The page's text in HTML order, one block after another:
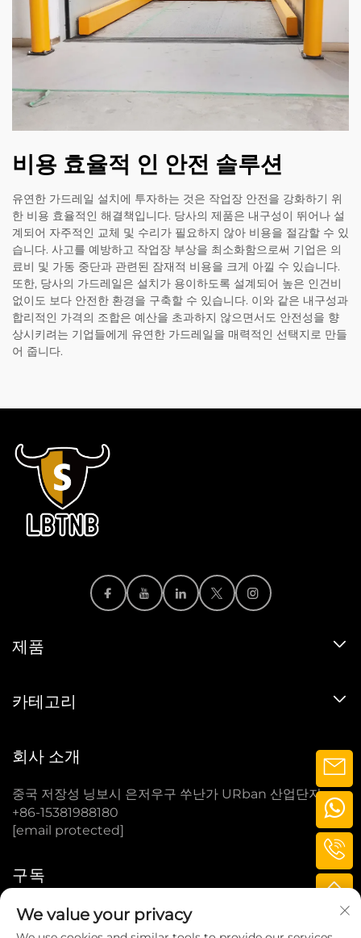
비용 효율적 인 안전 솔루션
유연한 가드레일 설치에 투자하는 것은 작업장 안전을 강화하기 위
한 비용 효율적인 해결책입니다. 당사의 제품은 내구성이 뛰어나 설
계되어 자주적인 교체 및 수리가 필요하지 않아 비용을 절감할 수 있
습니다. 사고를 예방하고 작업장 부상을 최소화함으로써 기업은 의
료비 및 가동 중단과 관련된 잠재적 비용을 크게 아낄 수 있습니다.
또한, 당사의 가드레일은 설치가 용이하도록 설계되어 높은 인건비
없이도 보다 안전한 환경을 구축할 수 있습니다. 이와 같은 내구성과
합리적인 가격의 조합은 예산을 초과하지 않으면서도 안전성을 향
상시키려는 기업들에게 유연한 가드레일을 매력적인 선택지로 만들
어 줍니다.
제품
카테고리
회사 소개
중국 저장성 닝보시 은저우구 쑤난가 URban 산업단지
+86-15381988180
[email protected]
구독
We value your privacy